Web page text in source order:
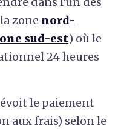
zone nord-
sud-est) où le
24 heures
le paiement
aux frais) selon le